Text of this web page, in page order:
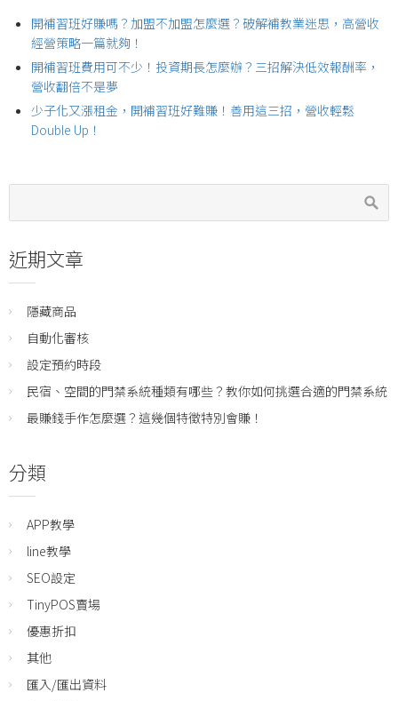
開補習班好賺嗎？加盟不加盟怎麼選？破解補教業迷思，高營收
經營策略一篇就夠！
開補習班費用可不少！投資期長怎麼辦？三招解決低效報酬率，
營收翻倍不是夢
少子化又漲租金，開補習班好難賺！善用這三招，營收輕鬆
Double Up！
近期文章
隱藏商品
自動化審核
設定預約時段
民宿、空間的門禁系統種類有哪些？教你如何挑選合適的門禁系統
最賺錢手作怎麼選？這幾個特徵特別會賺！
分類
APP教學
line教學
SEO設定
TinyPOS賣場
優惠折扣
其他
匯入/匯出資料